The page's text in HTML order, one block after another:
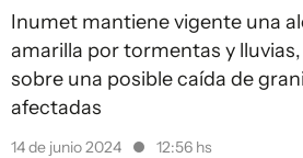
Inumet mantiene vigente una
amarilla por tormentas y
sobre una posible caída de
afectadas
14 de junio 2024 12:56 hs